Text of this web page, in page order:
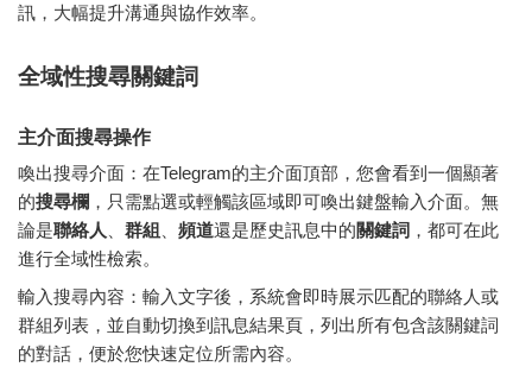
訊，大幅提升溝通與協作效率。
全域性搜尋關鍵詞
主介面搜尋操作
喚出搜尋介面：在Telegram的主介面頂部，您會看到一個顯著
的搜尋欄 ，只需點選或輕觸該區域即可喚出鍵盤輸入介面。無
論是聯絡人 群組 頻道還是歷史訊息中的關鍵詞 ，都可在此
進行全域性檢索。
輸入搜尋內容：輸入文字後，系統會即時展示匹配的聯絡人或
群組列表，並自動切換到訊息結果頁，列出所有包含該關鍵詞
的對話，便於您快速定位所需內容。